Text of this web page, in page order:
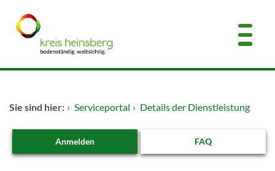
Zum Hauptinhalt springen
Dienstleistungen A-Z
Kontakt
Sie sind hier: › Serviceportal › Details der Dienstleistung
FAQ
Anmelden